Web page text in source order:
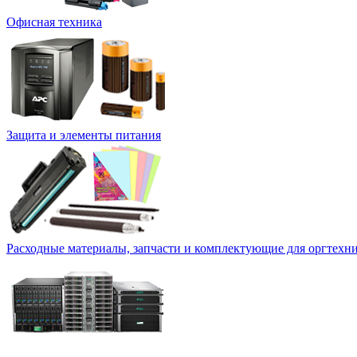
Офисная техника
Защита и элементы питания
Расходные материалы, запчасти и комплектующие для